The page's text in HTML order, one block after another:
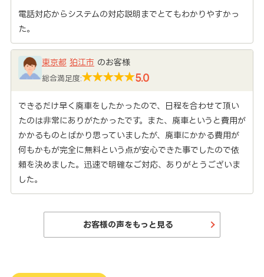
電話対応からシステムの対応説明までとてもわかりやすかっ
た。
東京都 狛江市 のお客様
総合満足度: 5.0
できるだけ早く廃車をしたかったので、日程を合わせて頂い
たのは非常にありがたかったです。また、廃車というと費用が
かかるものとばかり思っていましたが、廃車にかかる費用が
何もかもが完全に無料という点が安心できた事でしたので依
頼を決めました。迅速で明確なご対応、ありがとうございま
した。
お客様の声をもっと見る